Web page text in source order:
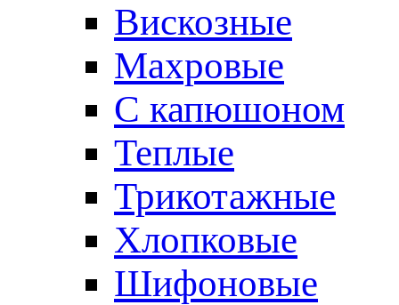
Вискозные
Махровые
С капюшоном
Теплые
Трикотажные
Хлопковые
Шифоновые